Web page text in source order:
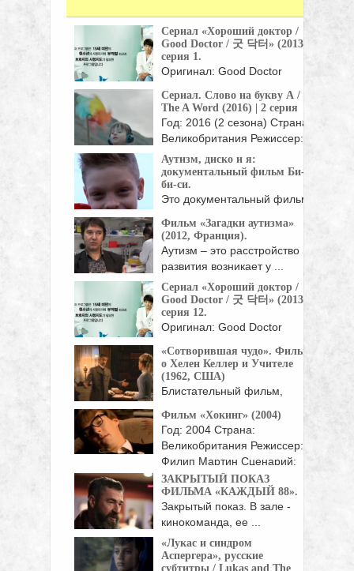
Сериал «Хороший доктор /
Good Doctor / 굿 닥터» (2013),
серия 1.
Оригинал: Good Doctor
Страна: Корея Южная Год:
...
Сериал. Слово на букву А /
The A Word (2016) | 2 серия
Год: 2016 (2 сезона) Страна:
Великобритания Режиссер:
Питер Каттанео, ...
Аутизм, диско и я:
документальный фильм Би-
би-си.
Это документальный фильм
страдающего ...
Фильм «Загадки аутизма»
(2012, Франция).
Аутизм – это расстройство
развития возникает у ...
Сериал «Хороший доктор /
Good Doctor / 굿 닥터» (2013),
серия 12.
Оригинал: Good Doctor
Страна: Корея Южная Год:
...
«Сотворившая чудо». Фильм
о Хелен Келлер и Учителе
(1962, США)
Блистательный фильм,
событиях, о ...
Фильм «Хокинг» (2004)
Год: 2004 Страна:
Великобритания Режиссер:
Филип Мартин Сценарий:
Питер Моффат В ...ЗАКРЫТЫЙ ПОКАЗ
ФИЛЬМА «КАЖДЫЙ 88».
Закрытый показ. В зале -
кинокоманда, ее ...
«Лукас и синдром
Аспергера», русские
субтитры / Lukas and The